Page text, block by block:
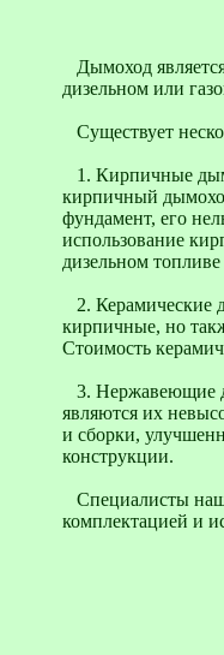
Дымоход
дизельном или
Существует
1. Кирпичные
кирпичный
фундамент, его
использование
дизельном
2. Керамические
кирпичные, но
Стоимость
3. Нержавеющие
являются их
и сборки,
конструкции.
Специалисты
комплектацией и